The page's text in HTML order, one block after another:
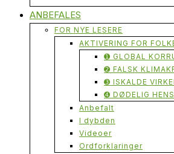
ANBEFALES
FOR NYE LESERE
AKTIVERING FOR
➊ GLOBAL
➋ FALSK
➌ ISKALDE
➍ DØDELIG
Anbefalt
I dybden
Videoer
Ordforklaringer